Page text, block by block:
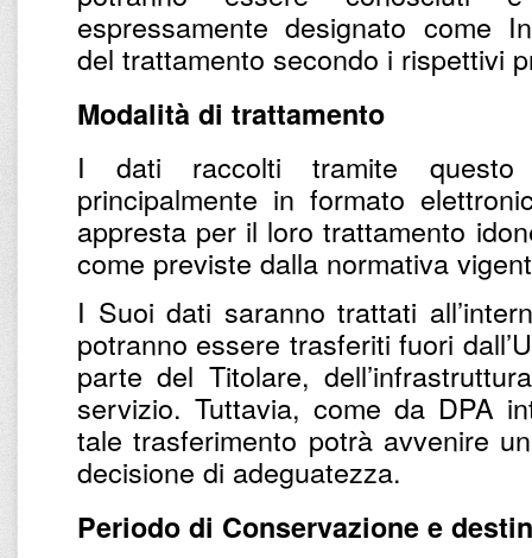
espressamente designato come
del trattamento secondo i rispettivi
Modalità di trattamento
I dati raccolti tramite
principalmente in formato
appresta per il loro trattamento
come previste dalla normativa
I Suoi dati saranno trattati
potranno essere trasferiti fuori
parte del Titolare,
servizio. Tuttavia, come da DPA
tale trasferimento potrà avvenire
decisione di adeguatezza.
Periodo di Conservazione e